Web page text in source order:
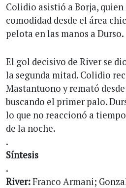
Colidio asistió a Borja,
comodidad desde el área
pelota en las manos a Durso.
El gol decisivo de River se
la segunda mitad. Colidio
Mastantuono y remató
buscando el primer palo.
lo que no reaccionó a
de la noche.
.
Síntesis
.
River:Franco Armani;